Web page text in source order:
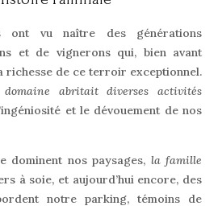
ont vu naître des générations
et de vignerons qui, bien avant
richesse de ce terroir exceptionnel.
abritait diverses activités
et le dévouement de nos
dominent nos paysages, la famille
à soie, et aujourd’hui encore, des
notre parking, témoins de